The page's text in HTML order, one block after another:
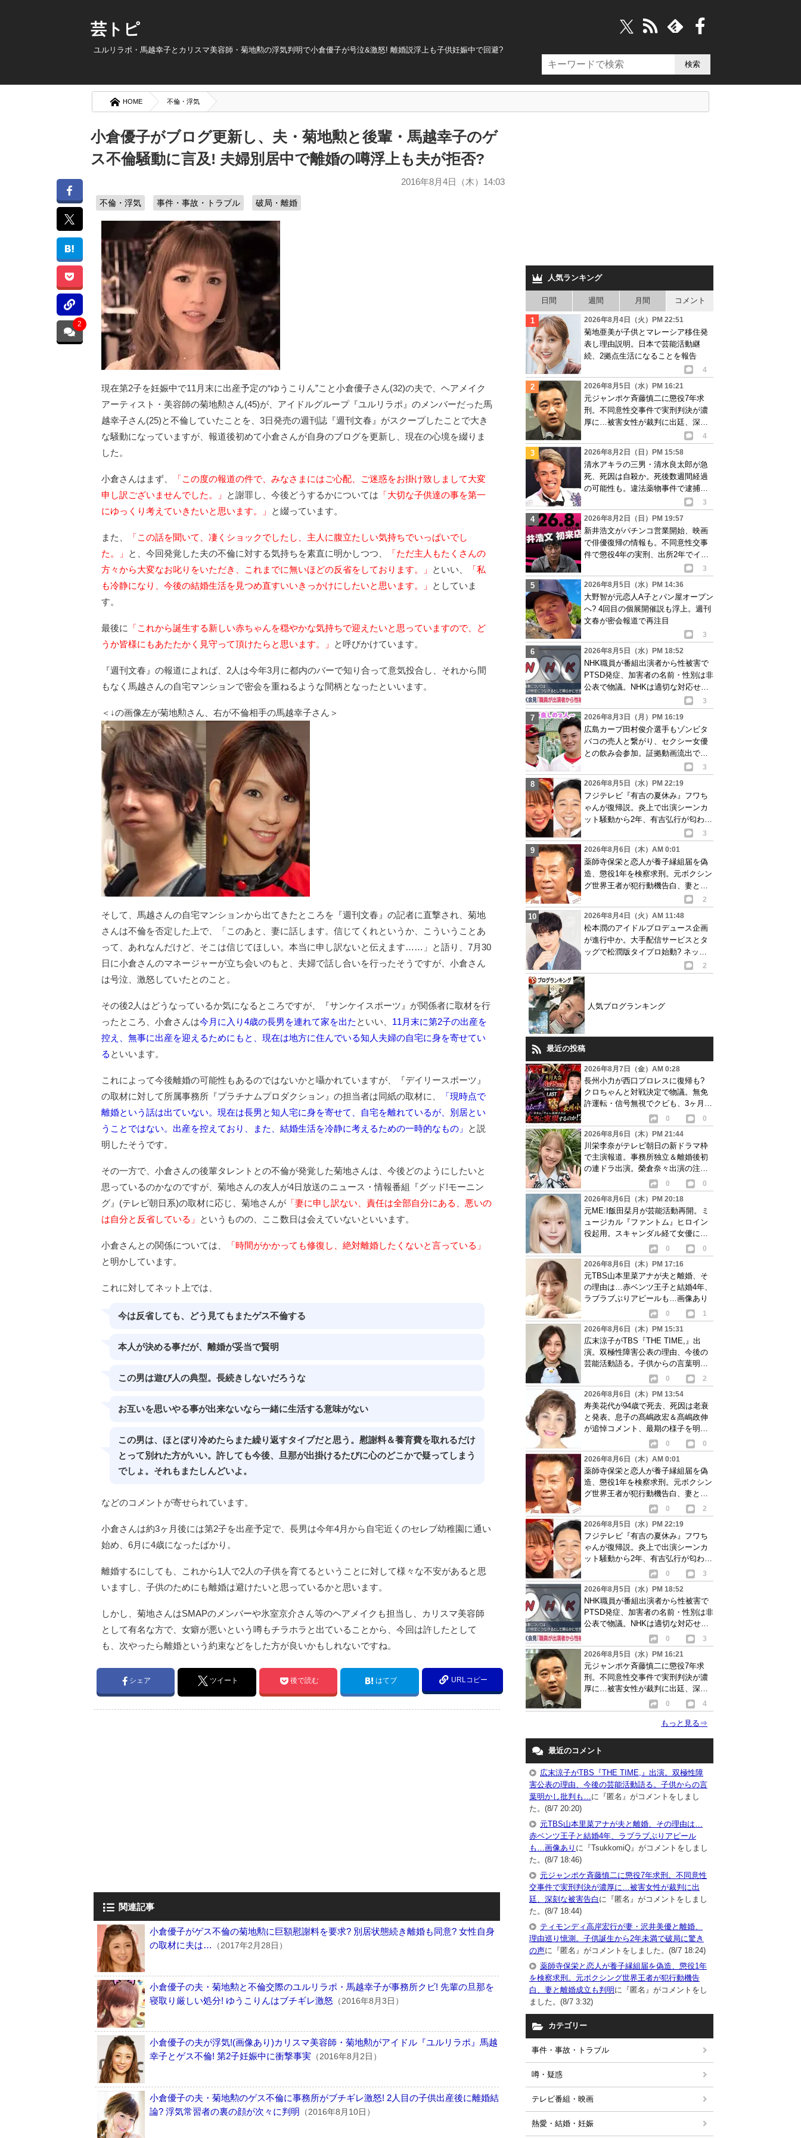
芸トピ
ユルリラポ・馬越幸子とカリスマ美容師・菊地勲の浮気判明で小倉優子が号泣&激怒! 離婚説浮上も子供妊娠中で回避?
HOME 不倫・浮気
小倉優子がブログ更新し、夫・菊地勲と後輩・馬越幸子のゲ
ス不倫騒動に言及! 夫婦別居中で離婚の噂浮上も夫が拒否?
2016年8月4日（木）14:03
不倫・浮気 事件・事故・トラブル 破局・離婚
2
現在第2子を妊娠中で11月末に出産予定の“ゆうこりん”こと小倉優子さん(32)の夫で、ヘアメイク
アーティスト・美容師の菊地勲さん(45)が、アイドルグループ『ユルリラポ』のメンバーだった馬
越幸子さん(25)と不倫していたことを、3日発売の週刊誌『週刊文春』がスクープしたことで大き
な騒動になっていますが、報道後初めて小倉さんが自身のブログを更新し、現在の心境を綴りま
した。
小倉さんはまず、
「この度の報道の件で、みなさまにはご心配、ご迷惑をお掛け致しまして大変
申し訳ございませんでした。」
と謝罪し、今後どうするかについては 「大切な子供達の事を第一
にゆっくり考えていきたいと思います。」
と綴っています。
また、
「この話を聞いて、凄くショックでしたし、主人に腹立たしい気持ちでいっぱいでし
た。」
と、今回発覚した夫の不倫に対する気持ちを素直に明かしつつ、
「ただ主人もたくさんの
方々から大変なお叱りをいただき、これまでに無いほどの反省をしております。」
といい、
「私
も冷静になり、今後の結婚生活を見つめ直すいいきっかけにしたいと思います。」
としていま
す。
最後に
「これから誕生する新しい赤ちゃんを穏やかな気持ちで迎えたいと思っていますので、ど
うか皆様にもあたたかく見守って頂けたらと思います。」
と呼びかけています。
『週刊文春』の報道によれば、2人は今年3月に都内のバーで知り合って意気投合し、それから間
もなく馬越さんの自宅マンションで密会を重ねるような間柄となったといいます。
＜↓の画像左が菊地勲さん、右が不倫相手の馬越幸子さん＞
そして、馬越さんの自宅マンションから出てきたところを『週刊文春』の記者に直撃され、菊地
さんは不倫を否定した上で、「このあと、妻に話します。信じてくれというか、こういうことあ
って、あれなんだけど、そこは信じてほしい。本当に申し訳ないと伝えます……」と語り、7月30
日に小倉さんのマネージャーが立ち会いのもと、夫婦で話し合いを行ったそうですが、小倉さん
は号泣、激怒していたとのこと。
その後2人はどうなっているか気になるところですが、『サンケイスポーツ』が関係者に取材を行
ったところ、小倉さんは今月に入り4歳の長男を連れて家を出た といい、 11月末に第2子の出産を
控え、無事に出産を迎えるためにもと、現在は地方に住んでいる知人夫婦の自宅に身を寄せてい
る といいます。
これによって今後離婚の可能性もあるのではないかと囁かれていますが、『デイリースポーツ』
の取材に対して所属事務所『プラチナムプロダクション』の担当者は同紙の取材に、
「現時点で
離婚という話は出ていない。現在は長男と知人宅に身を寄せて、自宅を離れているが、別居とい
うことではない。出産を控えており、また、結婚生活を冷静に考えるための一時的なもの」
と説
明したそうです。
その一方で、小倉さんの後輩タレントとの不倫が発覚した菊地さんは、今後どのようにしたいと
思っているのかなのですが、菊地さんの友人が4日放送のニュース・情報番組『グッド!モーニン
グ』(テレビ朝日系)の取材に応じ、菊地さんが 「妻に申し訳ない、責任は全部自分にある、悪いの
は自分と反省している」
というものの、ここ数日は会えていないといいます。
小倉さんとの関係については、
「時間がかかっても修復し、絶対離婚したくないと言っている」
と明かしています。
これに対してネット上では、
今は反省しても、どう見てもまたゲス不倫する
本人が決める事だが、離婚が妥当で賢明
この男は遊び人の典型。長続きしないだろうな
お互いを思いやる事が出来ないなら一緒に生活する意味がない
この男は、ほとぼり冷めたらまた繰り返すタイプだと思う。慰謝料＆養育費を取れるだけ
とって別れた方がいい。許しても今後、旦那が出掛けるたびに心のどこかで疑ってしまう
でしょ。それもまたしんどいよ。
などのコメントが寄せられています。
小倉さんは約3ヶ月後には第2子を出産予定で、長男は今年4月から自宅近くのセレブ幼稚園に通い
始め、6月に4歳になったばかり。
離婚するにしても、これから1人で2人の子供を育てるということに対して様々な不安があると思
いますし、子供のためにも離婚は避けたいと思っているかと思います。
しかし、菊地さんはSMAPのメンバーや氷室京介さん等のヘアメイクも担当し、カリスマ美容師
として有名な方で、女癖が悪いという噂もチラホラと出ていることから、今回は許したとして
も、次やったら離婚という約束などをした方が良いかもしれないですね。
シェア ツイート 後で読む はてブ URLコピー
関連記事
小倉優子がゲス不倫の菊地勲に巨額慰謝料を要求? 別居状態続き離婚も同意? 女性自身
の取材に夫は…
（2017年2月28日）
小倉優子の夫・菊地勲と不倫交際のユルリラポ・馬越幸子が事務所クビ! 先輩の旦那を
寝取り厳しい処分! ゆうこりんはブチギレ激怒 （2016年8月3日）
小倉優子の夫が浮気!(画像あり)カリスマ美容師・菊地勲がアイドル『ユルリラポ』馬越
幸子とゲス不倫! 第2子妊娠中に衝撃事実 （2016年8月2日）
小倉優子の夫・菊地勲のゲス不倫に事務所がブチギレ激怒! 2人目の子供出産後に離婚結
論? 浮気常習者の裏の顔が次々に判明 （2016年8月10日）
人気ランキング
日間 週間 月間 コメント
2026年8月4日（火）PM 22:51
菊地亜美が子供とマレーシア移住発
表し理由説明。日本で芸能活動継
続、2拠点生活になることを報告
4
2026年8月5日（水）PM 16:21
元ジャンポケ斉藤慎二に懲役7年求
刑。不同意性交事件で実刑判決が濃
厚に…被害女性が裁判に出廷、深刻
4
2026年8月2日（日）PM 15:58
清水アキラの三男・清水良太郎が急
死、死因は自殺か。死後数週間経過
の可能性も。違法薬物事件で逮捕、
3
2026年8月2日（日）PM 19:57
新井浩文がパチンコ営業開始、映画
で俳優復帰の情報も。不同意性交事
件で懲役4年の実刑、出所2年でイベ
3
2026年8月5日（水）PM 14:36
大野智が元恋人A子とパン屋オープン
へ? 4回目の個展開催説も浮上。週刊
文春が密会報道で再注目
3
2026年8月5日（水）PM 18:52
NHK職員が番組出演者から性被害で
PTSD発症、加害者の名前・性別は非
公表で物議。NHKは適切な対応せず
3
2026年8月3日（月）PM 16:19
広島カープ田村俊介選手もゾンビタ
バコの売人と繋がり、セクシー女優
との飲み会参加。証拠動画流出で波
3
2026年8月5日（水）PM 22:19
フジテレビ『有吉の夏休み』フワち
ゃんが復帰説。炎上で出演シーンカ
ット騒動から2年、有吉弘行が匂わせ
3
2026年8月6日（木）AM 0:01
薬師寺保栄と恋人が養子縁組届を偽
造、懲役1年を検察求刑。元ボクシン
グ世界王者が犯行動機告白、妻と離
2
2026年8月4日（火）AM 11:48
松本潤のアイドルプロデュース企画
が進行中か。大手配信サービスとタ
ッグで松潤版タイプロ始動? ネット
2
人気ブログランキング
最近の投稿
2026年8月7日（金）AM 0:28
長州小力が西口プロレスに復帰も?
クロちゃんと対戦決定で物議。無免
許運転・信号無視でクビも、3ヶ月で
0
0
2026年8月6日（木）PM 21:44
川栄李奈がテレビ朝日の新ドラマ枠
で主演報道。事務所独立＆離婚後初
の連ドラ出演。榮倉奈々出演の注目
0
0
2026年8月6日（木）PM 20:18
元ME:I飯田栞月が芸能活動再開。ミ
ュージカル『ファントム』ヒロイン
役起用。スキャンダル経て女優に転
0
0
2026年8月6日（木）PM 17:16
元TBS山本里菜アナが夫と離婚、そ
の理由は…赤ベンツ王子と結婚4年、
ラブラブぶりアピールも…画像あり
0
1
2026年8月6日（木）PM 15:31
広末涼子がTBS『THE TIME,』出
演。双極性障害公表の理由、今後の
芸能活動語る。子供からの言葉明か
0
2
2026年8月6日（木）PM 13:54
寿美花代が94歳で死去、死因は老衰
と発表。息子の髙嶋政宏＆髙嶋政伸
が追悼コメント、最期の様子を明か
0
0
2026年8月6日（木）AM 0:01
薬師寺保栄と恋人が養子縁組届を偽
造、懲役1年を検察求刑。元ボクシン
グ世界王者が犯行動機告白、妻と離
0
2
2026年8月5日（水）PM 22:19
フジテレビ『有吉の夏休み』フワち
ゃんが復帰説。炎上で出演シーンカ
ット騒動から2年、有吉弘行が匂わせ
0
3
2026年8月5日（水）PM 18:52
NHK職員が番組出演者から性被害で
PTSD発症、加害者の名前・性別は非
公表で物議。NHKは適切な対応せず
0
3
2026年8月5日（水）PM 16:21
元ジャンポケ斉藤慎二に懲役7年求
刑。不同意性交事件で実刑判決が濃
厚に…被害女性が裁判に出廷、深刻
0 4
もっと見る⇒
最近のコメント
広末涼子がTBS『THE TIME,』出演。双極性障
害公表の理由、今後の芸能活動語る。子供からの言
葉明かし批判も… に『匿名』がコメントをしまし
た。(8/7 20:20)
元TBS山本里菜アナが夫と離婚、その理由は…
赤ベンツ王子と結婚4年、ラブラブぶりアピール
も…画像あり に『TsukkomiQ』がコメントをしまし
た。(8/7 18:46)
元ジャンポケ斉藤慎二に懲役7年求刑。不同意性
交事件で実刑判決が濃厚に…被害女性が裁判に出
廷、深刻な被害告白 に『匿名』がコメントをしまし
た。(8/7 18:44)
ティモンディ高岸宏行が妻・沢井美優と離婚、
理由巡り憶測。子供誕生から2年未満で破局に驚き
の声に『匿名』がコメントをしました。(8/7 18:24)
薬師寺保栄と恋人が養子縁組届を偽造、懲役1年
を検察求刑。元ボクシング世界王者が犯行動機告
白、妻と離婚成立も判明に『匿名』がコメントをし
ました。(8/7 3:32)
カテゴリー
事件・事故・トラブル
噂・疑惑
テレビ番組・映画
熱愛・結婚・妊娠